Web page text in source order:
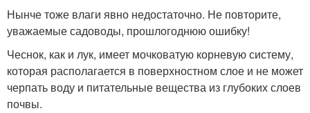
Нынче тоже влаги явно недостаточно. Не повторите,
уважаемые садоводы, прошлогоднюю ошибку!
Чеснок, как и лук, имеет мочковатую корневую систему,
которая располагается в поверхностном слое и не может
черпать воду и питательные вещества из глубоких слоев
почвы.